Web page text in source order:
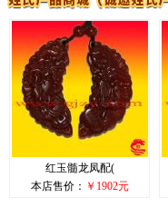
红玉髓龙凤配(
本店售价： ￥1902元